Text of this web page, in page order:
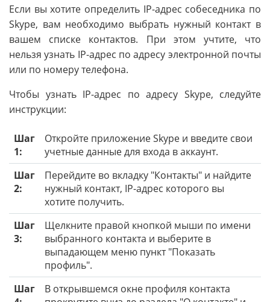
Если вы хотите определить IP-адрес собеседника по
Skype, вам необходимо выбрать нужный контакт в
вашем списке контактов. При этом учтите, что
нельзя узнать IP-адрес по адресу электронной почты
или по номеру телефона.
Чтобы узнать IP-адрес по адресу Skype, следуйте
инструкции:
Шаг
1:
Откройте приложение Skype и введите свои
учетные данные для входа в аккаунт.
Шаг
2:
Перейдите во вкладку "Контакты" и найдите
нужный контакт, IP-адрес которого вы
хотите получить.
Шаг
3:
Щелкните правой кнопкой мыши по имени
выбранного контакта и выберите в
выпадающем меню пункт "Показать
профиль".
Шаг
В открывшемся окне профиля контакта